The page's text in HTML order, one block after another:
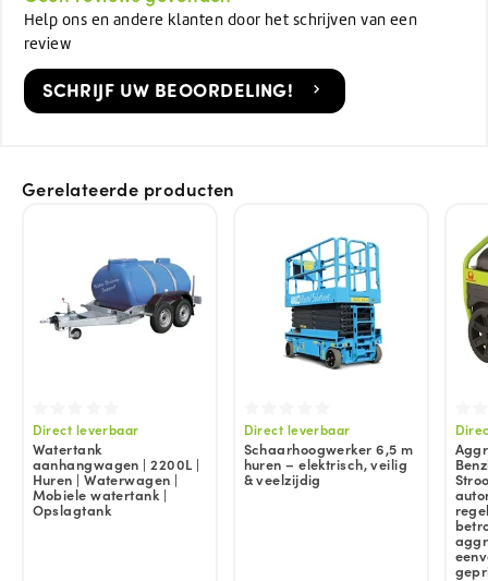
Help ons en andere klanten door het schrijven van een
review
SCHRIJF UW BEOORDELING!
Gerelateerde producten
Direct leverbaar
Watertank
aanhangwagen | 2200L |
Huren | Waterwagen |
Mobiele watertank |
Opslagtank
Direct leverbaar
Schaarhoogwerker 6,5 m
huren – elektrisch, veilig
& veelzijdig